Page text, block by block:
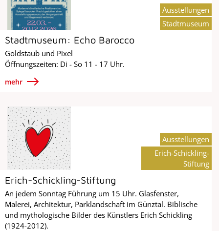
Stadtmuseum: Echo Barocco
Goldstaub und Pixel
Öffnungszeiten: Di - So 11 - 17 Uhr.
mehr
Ausstellungen
Stadtmuseum
Erich-Schickling-Stiftung
An jedem Sonntag Führung um 15 Uhr. Glasfenster,
Malerei, Architektur, Parklandschaft im Günztal. Biblische
und mythologische Bilder des Künstlers Erich Schickling
(1924-2012).
Ausstellungen
Erich-Schickling-
Stiftung